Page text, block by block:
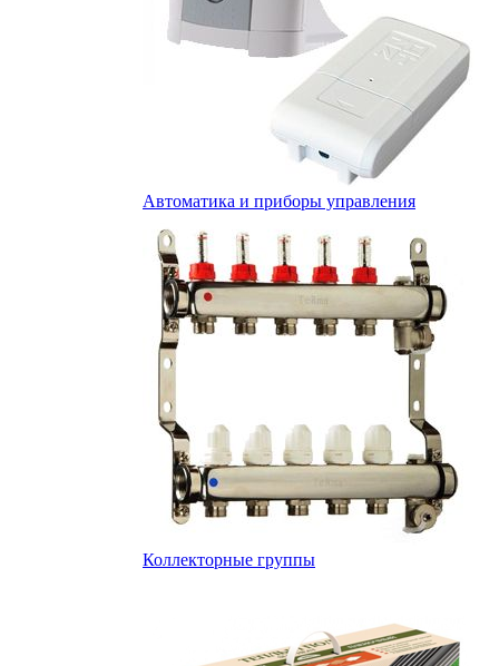
Автоматика и приборы управления
Коллекторные группы